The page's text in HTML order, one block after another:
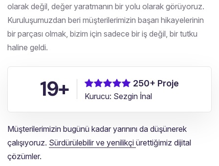
olarak değil, değer yaratmanın bir yolu olarak görüyoruz.
Kuruluşumuzdan beri müşterilerimizin başarı hikayelerinin
bir parçası olmak, bizim için sadece bir iş değil, bir tutku
haline geldi.
19+ 250+ Proje
Kurucu: Sezgin İnal
Müşterilerimizin bugünü kadar yarınını da düşünerek
çalışıyoruz. Sürdürülebilir ve yenilikçi ürettiğimiz dijital
çözümler.